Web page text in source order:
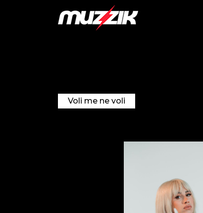
Voli me ne voli